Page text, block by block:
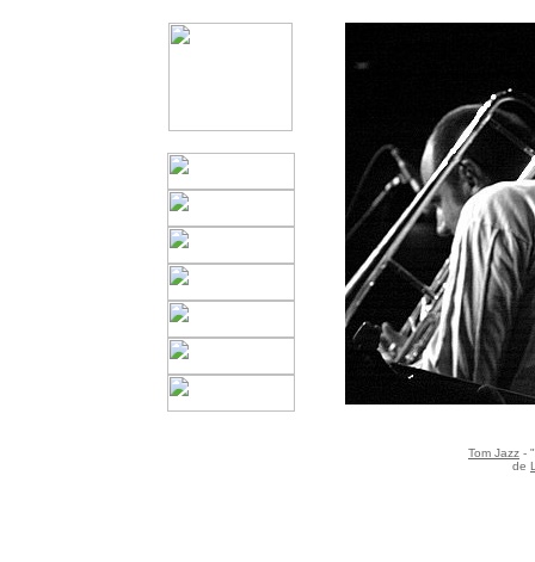
Tom Jazz -
de